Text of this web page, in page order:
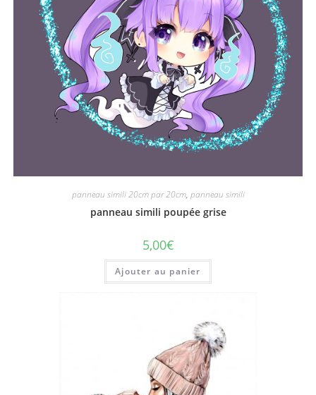
panneau simili 20cm par 20cm, panneau simili
panneau simili poupée grise
5,00€
Ajouter au panier